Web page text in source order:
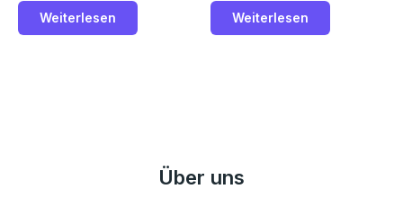
Weiterlesen Weiterlesen
Über uns